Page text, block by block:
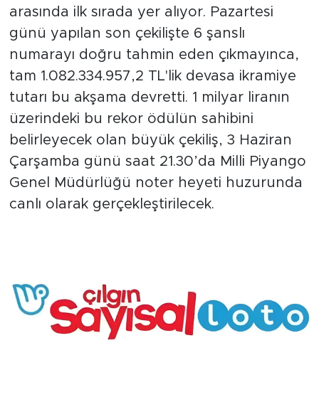
arasında ilk sırada yer alıyor. Pazartesi
günü yapılan son çekilişte 6 şanslı
numarayı doğru tahmin eden çıkmayınca,
tam 1.082.334.957,2 TL'lik devasa ikramiye
tutarı bu akşama devretti. 1 milyar liranın
üzerindeki bu rekor ödülün sahibini
belirleyecek olan büyük çekiliş, 3 Haziran
Çarşamba günü saat 21.30’da Milli Piyango
Genel Müdürlüğü noter heyeti huzurunda
canlı olarak gerçekleştirilecek.